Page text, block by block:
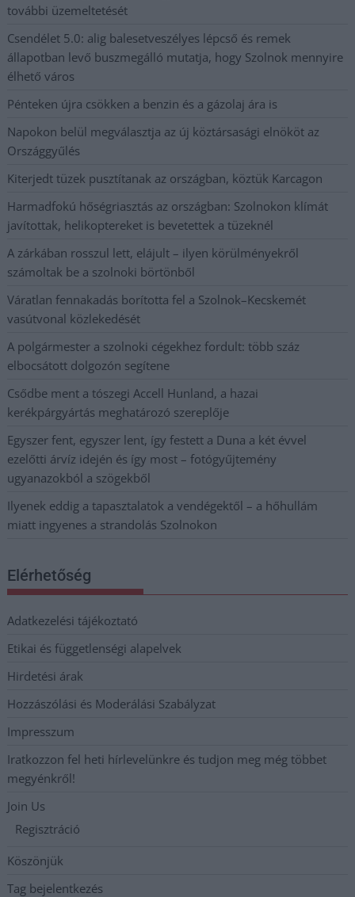
további üzemeltetését
Csendélet 5.0: alig balesetveszélyes lépcső és remek
állapotban levő buszmegálló mutatja, hogy Szolnok mennyire
élhető város
Pénteken újra csökken a benzin és a gázolaj ára is
Napokon belül megválasztja az új köztársasági elnököt az
Országgyűlés
Kiterjedt tüzek pusztítanak az országban, köztük Karcagon
Harmadfokú hőségriasztás az országban: Szolnokon klímát
javítottak, helikoptereket is bevetettek a tüzeknél
A zárkában rosszul lett, elájult – ilyen körülményekről
számoltak be a szolnoki börtönből
Váratlan fennakadás borította fel a Szolnok–Kecskemét
vasútvonal közlekedését
A polgármester a szolnoki cégekhez fordult: több száz
elbocsátott dolgozón segítene
Csődbe ment a tószegi Accell Hunland, a hazai
kerékpárgyártás meghatározó szereplője
Egyszer fent, egyszer lent, így festett a Duna a két évvel
ezelőtti árvíz idején és így most – fotógyűjtemény
ugyanazokból a szögekből
Ilyenek eddig a tapasztalatok a vendégektől – a hőhullám
miatt ingyenes a strandolás Szolnokon
Elérhetőség
Adatkezelési tájékoztató
Etikai és függetlenségi alapelvek
Hirdetési árak
Hozzászólási és Moderálási Szabályzat
Impresszum
Iratkozzon fel heti hírlevelünkre és tudjon meg még többet
megyénkről!
Join Us
Regisztráció
Köszönjük
Tag bejelentkezés